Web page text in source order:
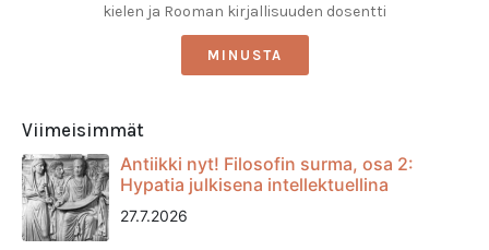
kielen ja Rooman kirjallisuuden dosentti
MINUSTA
Viimeisimmät
Antiikki nyt! Filosofin surma, osa 2:
Hypatia julkisena intellektuellina
27.7.2026